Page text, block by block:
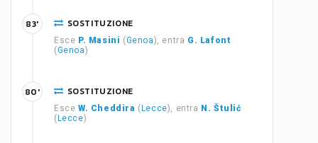
SOSTITUZIONE
Esce P. Masini (Genoa), entra G. Lafont
(Genoa)
83'
SOSTITUZIONE
Esce W. Cheddira ( Lecce), entra N. Štulić
( Lecce)
80'